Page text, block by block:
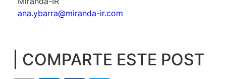
ana.ybarra@miranda-ir.com
| COMPARTE ESTE POST